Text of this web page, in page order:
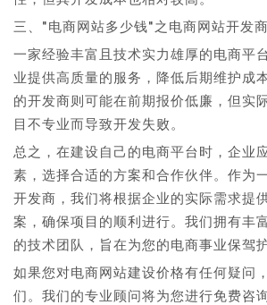
三、"电商网站多少钱"之电商网站开发
一家经验丰富且技术实力雄厚的电商平
业提供高质量的服务，降低后期维护成
的开发商则可能在前期报价低廉，但实
目不专业而导致开发失败。
总之，在建设自己的电商平台时，企业
素，选择合适的方案和合作伙伴。作为
开发商，我们将根据企业的实际需求提
案，确保项目的顺利进行。我们拥有丰
的技术团队，旨在为您的电商事业保驾护
如果您对电商网站建设价格有任何疑问
们。我们的专业顾问将为您进行免费咨